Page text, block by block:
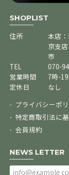
SHOPLIST
住所
本店
京支
市
TEL
070-
営業時間
7時-
定休日
なし
プライバシーポ
特定商取引法に
会員規約
NEWS LETTER